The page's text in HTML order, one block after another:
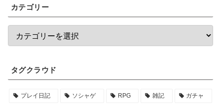
カテゴリー
タグクラウド
プレイ日記 ソシャゲ RPG 雑記 ガチャ